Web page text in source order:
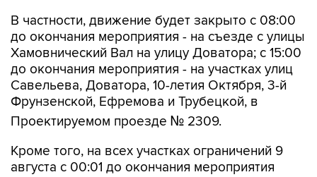
В частности, движение будет закрыто с 08:00
до окончания мероприятия - на съезде с улицы
Хамовнический Вал на улицу Доватора; с 15:00
до окончания мероприятия - на участках улиц
Савельева, Доватора, 10-летия Октября, 3-й
Фрунзенской, Ефремова и Трубецкой, в
Проектируемом проезде № 2309.
Кроме того, на всех участках ограничений 9
августа с 00:01 до окончания мероприятия